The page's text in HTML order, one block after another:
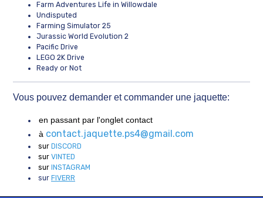
Farm Adventures Life in Willowdale
Undisputed
Farming Simulator 25
Jurassic World Evolution 2
Pacific Drive
LEGO 2K Drive
Ready or Not
Vous pouvez demander et commander une jaquette:
en passant par l'onglet contact
à contact.jaquette.ps4@gmail.com
sur DISCORD
sur VINTED
sur INSTAGRAM
sur FIVERR